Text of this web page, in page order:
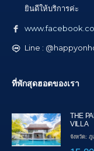
ยินดีให้บริการค่ะ
Line :
ที่พักสุดฮอตของเรา
THE
VILLA
จังหวัด: ภู